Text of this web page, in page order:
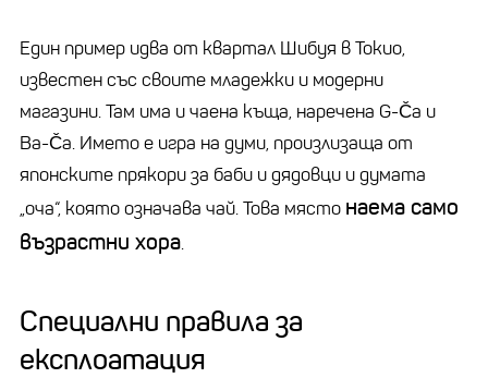
Един пример идва от квартал Шибуя в Токио,
известен със своите младежки и модерни
магазини. Там има и чаена къща, наречена G-Ča и
Ba-Ča. Името е игра на думи, произлизаща от
японските прякори за баби и дядовци и думата
„оча“, която означава чай. Това място наема само
възрастни хора.
Специални правила за
експлоатация